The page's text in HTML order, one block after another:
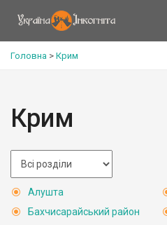
Головна > Крим
Крим
Алушта
Бахчисарайський район